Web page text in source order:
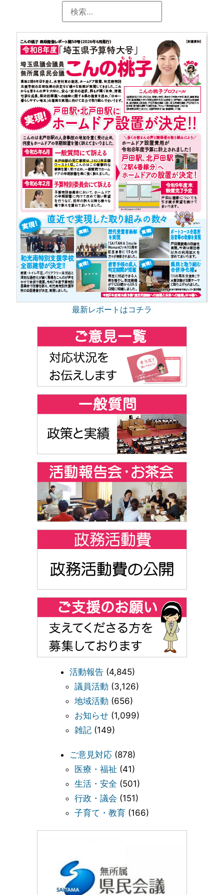
最新レポートはコチラ
活動報告 (4,845)
議員活動 (3,126)
地域活動 (656)
お知らせ (1,099)
雑記 (149)
ご意見対応 (878)
医療・福祉 (41)
生活・安全 (501)
行政・議会 (151)
子育て・教育 (166)